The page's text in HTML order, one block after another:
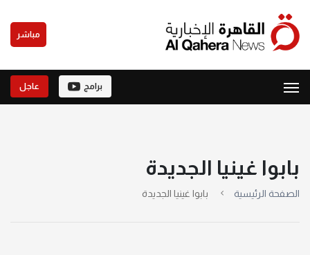
مباشر
برامج عاجل
بابوا غينيا الجديدة
الصفحة الرئيسية بابوا غينيا الجديدة